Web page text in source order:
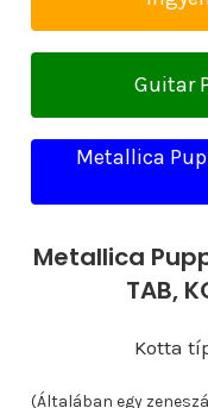
Guitar
Metallica
Metallica
TAB,
Kotta
(Általában egy